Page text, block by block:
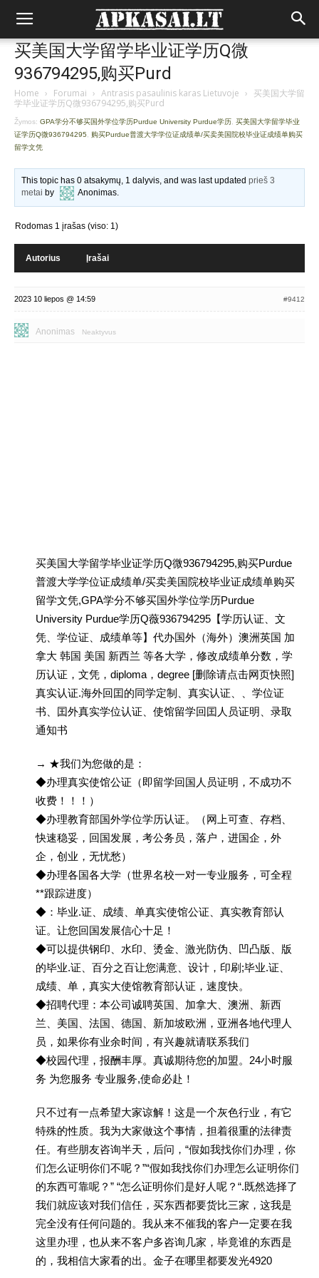
买美国大学留学毕业证学历Q微
936794295,购买Purd
Home › Forumai › Antrasis pasaulinis karas Lietuvoje › 买美国大学留
学毕业证学历Q微936794295,购买Purd
Žymos: GPA学分不够买国外学位学历Purdue University Purdue学历 买美国大学留学毕业
证学历Q微936794295
购买Purdue普渡大学学位证成绩单/买卖美国院校毕业证成绩单购买
留学文凭
This topic has 0 atsakymų, 1 dalyvis, and was last updatedprieš 3
metai by Anonimas.
Rodomas 1 įrašas (viso: 1)
Autorius Įrašai
2023 10 liepos @ 14:59 #9412
Anonimas Neaktyvus
买美国大学留学毕业证学历Q微936794295,购买Purdue
普渡大学学位证成绩单/买卖美国院校毕业证成绩单购买
留学文凭,GPA学分不够买国外学位学历Purdue
University Purdue学历Q薇936794295【学历认证、文
凭、学位证、成绩单等】代办国外（海外）澳洲英国 加
拿大 韩国 美国 新西兰 等各大学，修改成绩单分数，学
历认证，文凭，diploma，degree [删除请点击网页快照]
真实认证.海外回囯的同学定制、真实认证、、学位证
书、囯外真实学位认证、使馆留学回囯人员证明、录取
通知书
→ ★我们为您做的是：
◆办理真实使馆公证（即留学回国人员证明，不成功不
收费！！！）
◆办理教育部国外学位学历认证。（网上可查、存档、
快速稳妥，回国发展，考公务员，落户，进国企，外
企，创业，无忧愁）
◆办理各国各大学（世界名校一对一专业服务，可全程
**跟踪进度）
◆：毕业.证、成绩、单真实使馆公证、真实教育部认
证。让您回国发展信心十足！
◆可以提供钢印、水印、烫金、激光防伪、凹凸版、版
的毕业.证、百分之百让您满意、设计，印刷;毕业.证、
成绩、单，真实大使馆教育部认证，速度快。
◆招聘代理：本公司诚聘英国、加拿大、澳洲、新西
兰、美国、法国、德国、新加坡欧洲，亚洲各地代理人
员，如果你有业余时间，有兴趣就请联系我们
◆校园代理，报酬丰厚。真诚期待您的加盟。24小时服
务 为您服务 专业服务,使命必赴！
只不过有一点希望大家谅解！这是一个灰色行业，有它
特殊的性质。我为大家做这个事情，担着很重的法律责
任。有些朋友咨询半天，后问，“假如我找你们办理，你
们怎么证明你们不呢？”“假如我找你们办理怎么证明你们
的东西可靠呢？” “怎么证明你们是好人呢？“.既然选择了
我们就应该对我们信任，买东西都要货比三家，这我是
完全没有任何问题的。我从来不催我的客户一定要在我
这里办理，也从来不客户多咨询几家，毕竟谁的东西是
的，我相信大家看的出。金子在哪里都要发光4920